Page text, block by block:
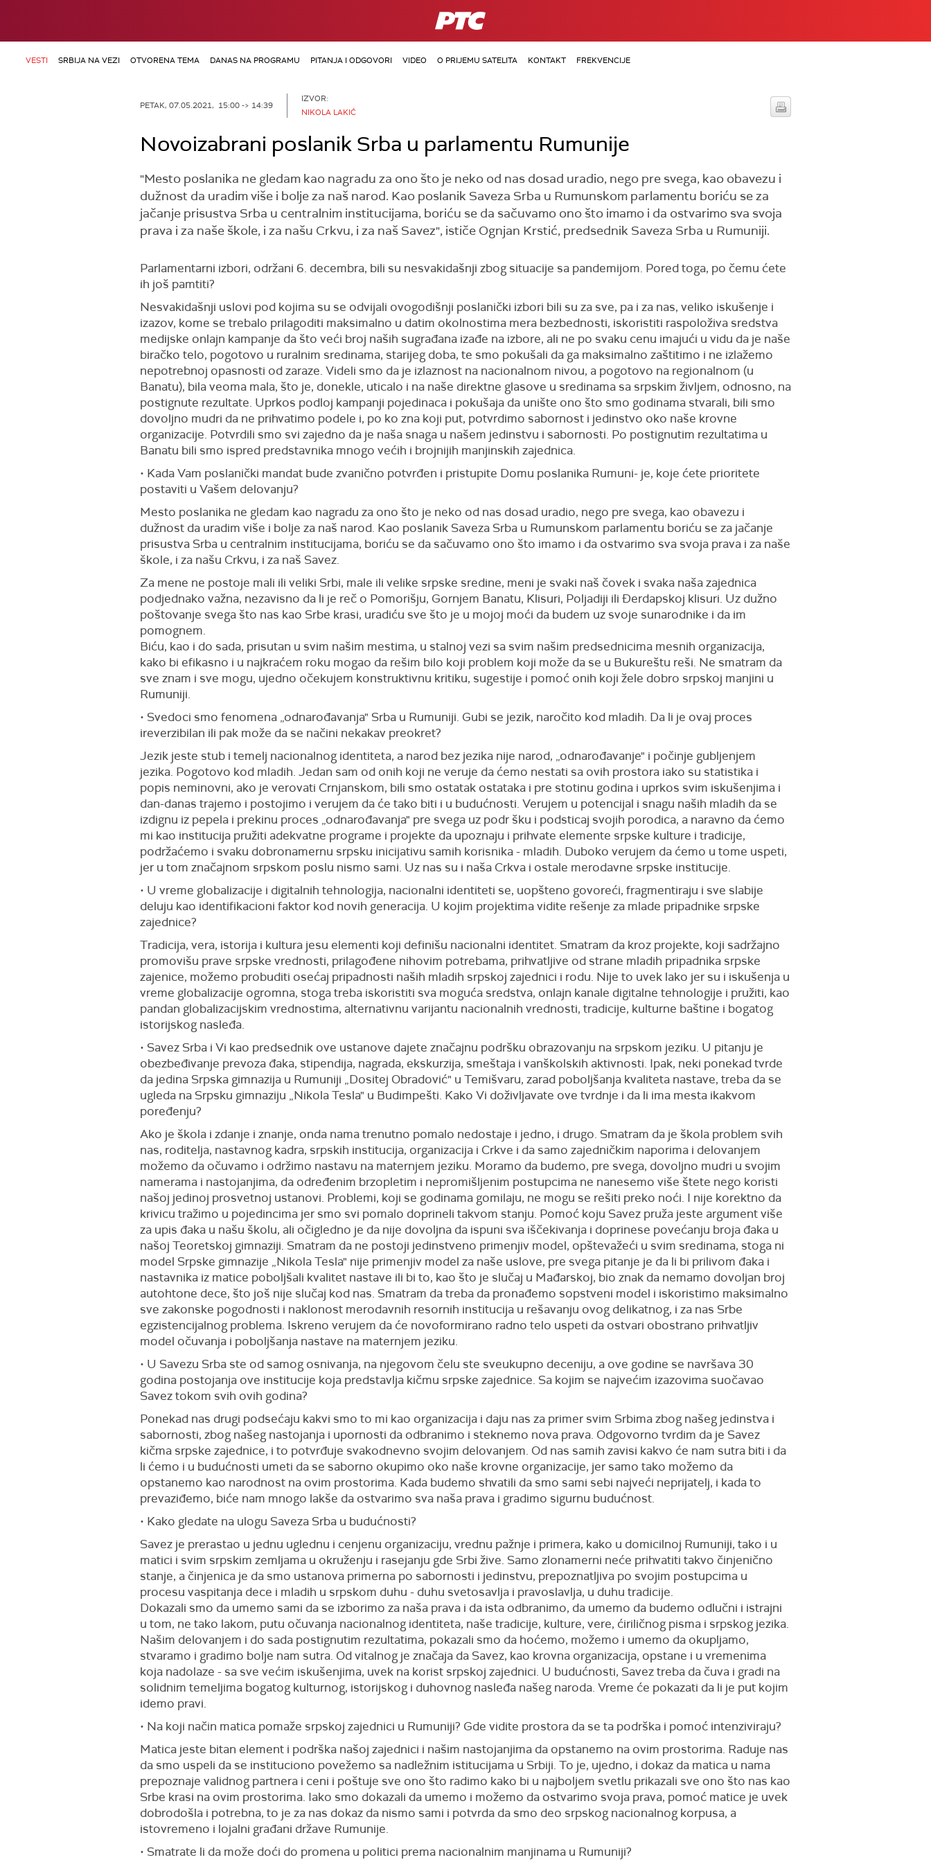
RTS
VESTI SRBIJA NA VEZI OTVORENA TEMA DANAS NA PROGRAMU PITANJA I ODGOVORI VIDEO O PRIJEMU SATELITA KONTAKT FREKVENCIJE
PETAK, 07.05.2021, 15:00 -> 14:39
IZVOR:
NIKOLA LAKIĆ
Novoizabrani poslanik Srba u parlamentu Rumunije
"Mesto poslanika ne gledam kao nagradu za ono što je neko od nas dosad uradio, nego pre svega, kao obavezu i
dužnost da uradim više i bolje za naš narod. Kao poslanik Saveza Srba u Rumunskom parlamentu boriću se za
jačanje prisustva Srba u centralnim institucijama, boriću se da sačuvamo ono što imamo i da ostvarimo sva svoja
prava i za naše škole, i za našu Crkvu, i za naš Savez", ističe Ognjan Krstić, predsednik Saveza Srba u Rumuniji.
Parlamentarni izbori, održani 6. decembra, bili su nesvakidašnji zbog situacije sa pandemijom. Pored toga, po čemu ćete
ih još pamtiti?
Nesvakidašnji uslovi pod kojima su se odvijali ovogodišnji poslanički izbori bili su za sve, pa i za nas, veliko iskušenje i
izazov, kome se trebalo prilagoditi maksimalno u datim okolnostima mera bezbednosti, iskoristiti raspoloživa sredstva
medijske onlajn kampanje da što veći broj naših sugrađana izađe na izbore, ali ne po svaku cenu imajući u vidu da je naše
biračko telo, pogotovo u ruralnim sredinama, starijeg doba, te smo pokušali da ga maksimalno zaštitimo i ne izlažemo
nepotrebnoj opasnosti od zaraze. Videli smo da je izlaznost na nacionalnom nivou, a pogotovo na regionalnom (u
Banatu), bila veoma mala, što je, donekle, uticalo i na naše direktne glasove u sredinama sa srpskim življem, odnosno, na
postignute rezultate. Uprkos podloj kampanji pojedinaca i pokušaja da unište ono što smo godinama stvarali, bili smo
dovoljno mudri da ne prihvatimo podele i, po ko zna koji put, potvrdimo sabornost i jedinstvo oko naše krovne
organizacije. Potvrdili smo svi zajedno da je naša snaga u našem jedinstvu i sabornosti. Po postignutim rezultatima u
Banatu bili smo ispred predstavnika mnogo većih i brojnijih manjinskih zajednica.
• Kada Vam poslanički mandat bude zvanično potvrđen i pristupite Domu poslanika Rumuni- je, koje ćete prioritete
postaviti u Vašem delovanju?
Mesto poslanika ne gledam kao nagradu za ono što je neko od nas dosad uradio, nego pre svega, kao obavezu i
dužnost da uradim više i bolje za naš narod. Kao poslanik Saveza Srba u Rumunskom parlamentu boriću se za jačanje
prisustva Srba u centralnim institucijama, boriću se da sačuvamo ono što imamo i da ostvarimo sva svoja prava i za naše
škole, i za našu Crkvu, i za naš Savez.
Za mene ne postoje mali ili veliki Srbi, male ili velike srpske sredine, meni je svaki naš čovek i svaka naša zajednica
podjednako važna, nezavisno da li je reč o Pomorišju, Gornjem Banatu, Klisuri, Poljadiji ili Đerdapskoj klisuri. Uz dužno
poštovanje svega što nas kao Srbe krasi, uradiću sve što je u mojoj moći da budem uz svoje sunarodnike i da im
pomognem.
Biću, kao i do sada, prisutan u svim našim mestima, u stalnoj vezi sa svim našim predsednicima mesnih organizacija,
kako bi efikasno i u najkraćem roku mogao da rešim bilo koji problem koji može da se u Bukureštu reši. Ne smatram da
sve znam i sve mogu, ujedno očekujem konstruktivnu kritiku, sugestije i pomoć onih koji žele dobro srpskoj manjini u
Rumuniji.
• Svedoci smo fenomena „odnarođavanja" Srba u Rumuniji. Gubi se jezik, naročito kod mladih. Da li je ovaj proces
ireverzibilan ili pak može da se načini nekakav preokret?
Jezik jeste stub i temelj nacionalnog identiteta, a narod bez jezika nije narod, „odnarođavanje" i počinje gubljenjem
jezika. Pogotovo kod mladih. Jedan sam od onih koji ne veruje da ćemo nestati sa ovih prostora iako su statistika i
popis neminovni, ako je verovati Crnjanskom, bili smo ostatak ostataka i pre stotinu godina i uprkos svim iskušenjima i
dan-danas trajemo i postojimo i verujem da će tako biti i u budućnosti. Verujem u potencijal i snagu naših mladih da se
izdignu iz pepela i prekinu proces „odnarođavanja" pre svega uz podr šku i podsticaj svojih porodica, a naravno da ćemo
mi kao institucija pružiti adekvatne programe i projekte da upoznaju i prihvate elemente srpske kulture i tradicije,
podržaćemo i svaku dobronamernu srpsku inicijativu samih korisnika - mladih. Duboko verujem da ćemo u tome uspeti,
jer u tom značajnom srpskom poslu nismo sami. Uz nas su i naša Crkva i ostale merodavne srpske institucije.
• U vreme globalizacije i digitalnih tehnologija, nacionalni identiteti se, uopšteno govoreći, fragmentiraju i sve slabije
deluju kao identifikacioni faktor kod novih generacija. U kojim projektima vidite rešenje za mlade pripadnike srpske
zajednice?
Tradicija, vera, istorija i kultura jesu elementi koji definišu nacionalni identitet. Smatram da kroz projekte, koji sadržajno
promovišu prave srpske vrednosti, prilagođene nihovim potrebama, prihvatljive od strane mladih pripadnika srpske
zajenice, možemo probuditi osećaj pripadnosti naših mladih srpskoj zajednici i rodu. Nije to uvek lako jer su i iskušenja u
vreme globalizacije ogromna, stoga treba iskoristiti sva moguća sredstva, onlajn kanale digitalne tehnologije i pružiti, kao
pandan globalizacijskim vrednostima, alternativnu varijantu nacionalnih vrednosti, tradicije, kulturne baštine i bogatog
istorijskog nasleđa.
• Savez Srba i Vi kao predsednik ove ustanove dajete značajnu podršku obrazovanju na srpskom jeziku. U pitanju je
obezbeđivanje prevoza đaka, stipendija, nagrada, ekskurzija, smeštaja i vanškolskih aktivnosti. Ipak, neki ponekad tvrde
da jedina Srpska gimnazija u Rumuniji „Dositej Obradović" u Temišvaru, zarad poboljšanja kvaliteta nastave, treba da se
ugleda na Srpsku gimnaziju „Nikola Tesla" u Budimpešti. Kako Vi doživljavate ove tvrdnje i da li ima mesta ikakvom
poređenju?
Ako je škola i zdanje i znanje, onda nama trenutno pomalo nedostaje i jedno, i drugo. Smatram da je škola problem svih
nas, roditelja, nastavnog kadra, srpskih institucija, organizacija i Crkve i da samo zajedničkim naporima i delovanjem
možemo da očuvamo i održimo nastavu na maternjem jeziku. Moramo da budemo, pre svega, dovoljno mudri u svojim
namerama i nastojanjima, da određenim brzopletim i nepromišljenim postupcima ne nanesemo više štete nego koristi
našoj jedinoj prosvetnoj ustanovi. Problemi, koji se godinama gomilaju, ne mogu se rešiti preko noći. I nije korektno da
krivicu tražimo u pojedincima jer smo svi pomalo doprineli takvom stanju. Pomoć koju Savez pruža jeste argument više
za upis đaka u našu školu, ali očigledno je da nije dovoljna da ispuni sva iščekivanja i doprinese povećanju broja đaka u
našoj Teoretskoj gimnaziji. Smatram da ne postoji jedinstveno primenjiv model, opštevažeći u svim sredinama, stoga ni
model Srpske gimnazije „Nikola Tesla" nije primenjiv model za naše uslove, pre svega pitanje je da li bi prilivom đaka i
nastavnika iz matice poboljšali kvalitet nastave ili bi to, kao što je slučaj u Mađarskoj, bio znak da nemamo dovoljan broj
autohtone dece, što još nije slučaj kod nas. Smatram da treba da pronađemo sopstveni model i iskoristimo maksimalno
sve zakonske pogodnosti i naklonost merodavnih resornih institucija u rešavanju ovog delikatnog, i za nas Srbe
egzistencijalnog problema. Iskreno verujem da će novoformirano radno telo uspeti da ostvari obostrano prihvatljiv
model očuvanja i poboljšanja nastave na maternjem jeziku.
• U Savezu Srba ste od samog osnivanja, na njegovom čelu ste sveukupno deceniju, a ove godine se navršava 30
godina postojanja ove institucije koja predstavlja kičmu srpske zajednice. Sa kojim se najvećim izazovima suočavao
Savez tokom svih ovih godina?
Ponekad nas drugi podsećaju kakvi smo to mi kao organizacija i daju nas za primer svim Srbima zbog našeg jedinstva i
sabornosti, zbog našeg nastojanja i upornosti da odbranimo i steknemo nova prava. Odgovorno tvrdim da je Savez
kičma srpske zajednice, i to potvrđuje svakodnevno svojim delovanjem. Od nas samih zavisi kakvo će nam sutra biti i da
li ćemo i u budućnosti umeti da se saborno okupimo oko naše krovne organizacije, jer samo tako možemo da
opstanemo kao narodnost na ovim prostorima. Kada budemo shvatili da smo sami sebi najveći neprijatelj, i kada to
prevaziđemo, biće nam mnogo lakše da ostvarimo sva naša prava i gradimo sigurnu budućnost.
• Kako gledate na ulogu Saveza Srba u budućnosti?
Savez je prerastao u jednu uglednu i cenjenu organizaciju, vrednu pažnje i primera, kako u domicilnoj Rumuniji, tako i u
matici i svim srpskim zemljama u okruženju i rasejanju gde Srbi žive. Samo zlonamerni neće prihvatiti takvo činjenično
stanje, a činjenica je da smo ustanova primerna po sabornosti i jedinstvu, prepoznatljiva po svojim postupcima u
procesu vaspitanja dece i mladih u srpskom duhu - duhu svetosavlja i pravoslavlja, u duhu tradicije.
Dokazali smo da umemo sami da se izborimo za naša prava i da ista odbranimo, da umemo da budemo odlučni i istrajni
u tom, ne tako lakom, putu očuvanja nacionalnog identiteta, naše tradicije, kulture, vere, ćiriličnog pisma i srpskog jezika.
Našim delovanjem i do sada postignutim rezultatima, pokazali smo da hoćemo, možemo i umemo da okupljamo,
stvaramo i gradimo bolje nam sutra. Od vitalnog je značaja da Savez, kao krovna organizacija, opstane i u vremenima
koja nadolaze - sa sve većim iskušenjima, uvek na korist srpskoj zajednici. U budućnosti, Savez treba da čuva i gradi na
solidnim temeljima bogatog kulturnog, istorijskog i duhovnog nasleđa našeg naroda. Vreme će pokazati da li je put kojim
idemo pravi.
• Na koji način matica pomaže srpskoj zajednici u Rumuniji? Gde vidite prostora da se ta podrška i pomoć intenziviraju?
Matica jeste bitan element i podrška našoj zajednici i našim nastojanjima da opstanemo na ovim prostorima. Raduje nas
da smo uspeli da se instituciono povežemo sa nadležnim istitucijama u Srbiji. To je, ujedno, i dokaz da matica u nama
prepoznaje validnog partnera i ceni i poštuje sve ono što radimo kako bi u najboljem svetlu prikazali sve ono što nas kao
Srbe krasi na ovim prostorima. Iako smo dokazali da umemo i možemo da ostvarimo svoja prava, pomoć matice je uvek
dobrodošla i potrebna, to je za nas dokaz da nismo sami i potvrda da smo deo srpskog nacionalnog korpusa, a
istovremeno i lojalni građani države Rumunije.
• Smatrate li da može doći do promena u politici prema nacionalnim manjinama u Rumuniji?